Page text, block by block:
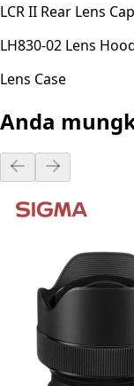
LCR II Rear Lens
LH830-02 Lens
Lens Case
Anda